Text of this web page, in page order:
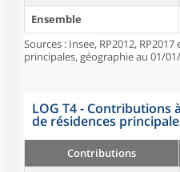
Ensemble
Sources : Insee, RP2012,
principales, géographie au 01/
LOG T4 -
de résidences
Contributions